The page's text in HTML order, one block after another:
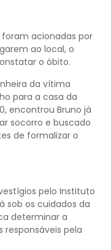
foram acionadas por
ao local, o
o óbito.
da vítima
para a casa da
encontrou Bruno já
socorro e buscado
de formalizar o
pelo Instituto
sob os cuidados da
determinar a
pela